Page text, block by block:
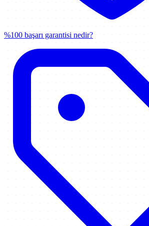
%100 başarı garantisi nedir?